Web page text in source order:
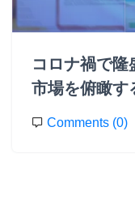
コロナ禍で
市場を俯瞰す
Comments (0)